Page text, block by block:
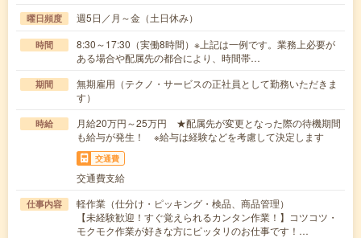
曜日頻度 週5日／月～金（土日休み）
時間
8:30～17:30（実働8時間）※上記は一例です。業務上必要が
ある場合や配属先の都合により、時間帯…
期間
無期雇用（テクノ・サービスの正社員として勤務いただきま
す）
時給
月給20万円～25万円 ★配属先が変更となった際の待機期間
も給与が発生！ ※給与は経験などを考慮して決定します
交通費
交通費支給
仕事内容
軽作業（仕分け・ピッキング・検品、商品管理）
【未経験歓迎！すぐ覚えられるカンタン作業！】コツコツ・
モクモク作業が好きな方にピッタリのお仕事です！…